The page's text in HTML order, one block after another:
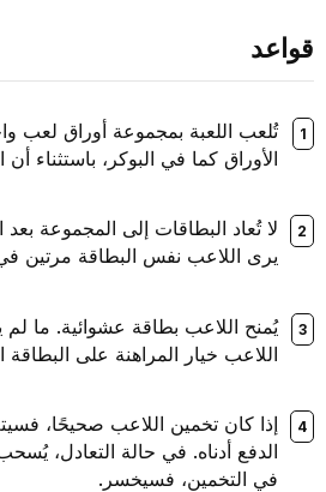
قواعد
الأوراق كما في البوكر، باستثناء
تُعاد البطاقات إلى المجموعة بعد
يرى اللاعب نفس البطاقة مرتين
يُمنح اللاعب بطاقة عشوائية. ما لم
اللاعب خيار المراهنة على البطاقة
إذا كان تخمين اللاعب صحيحًا،
الدفع أدناه. في حالة التعادل،
في التخمين، فسيخسر.